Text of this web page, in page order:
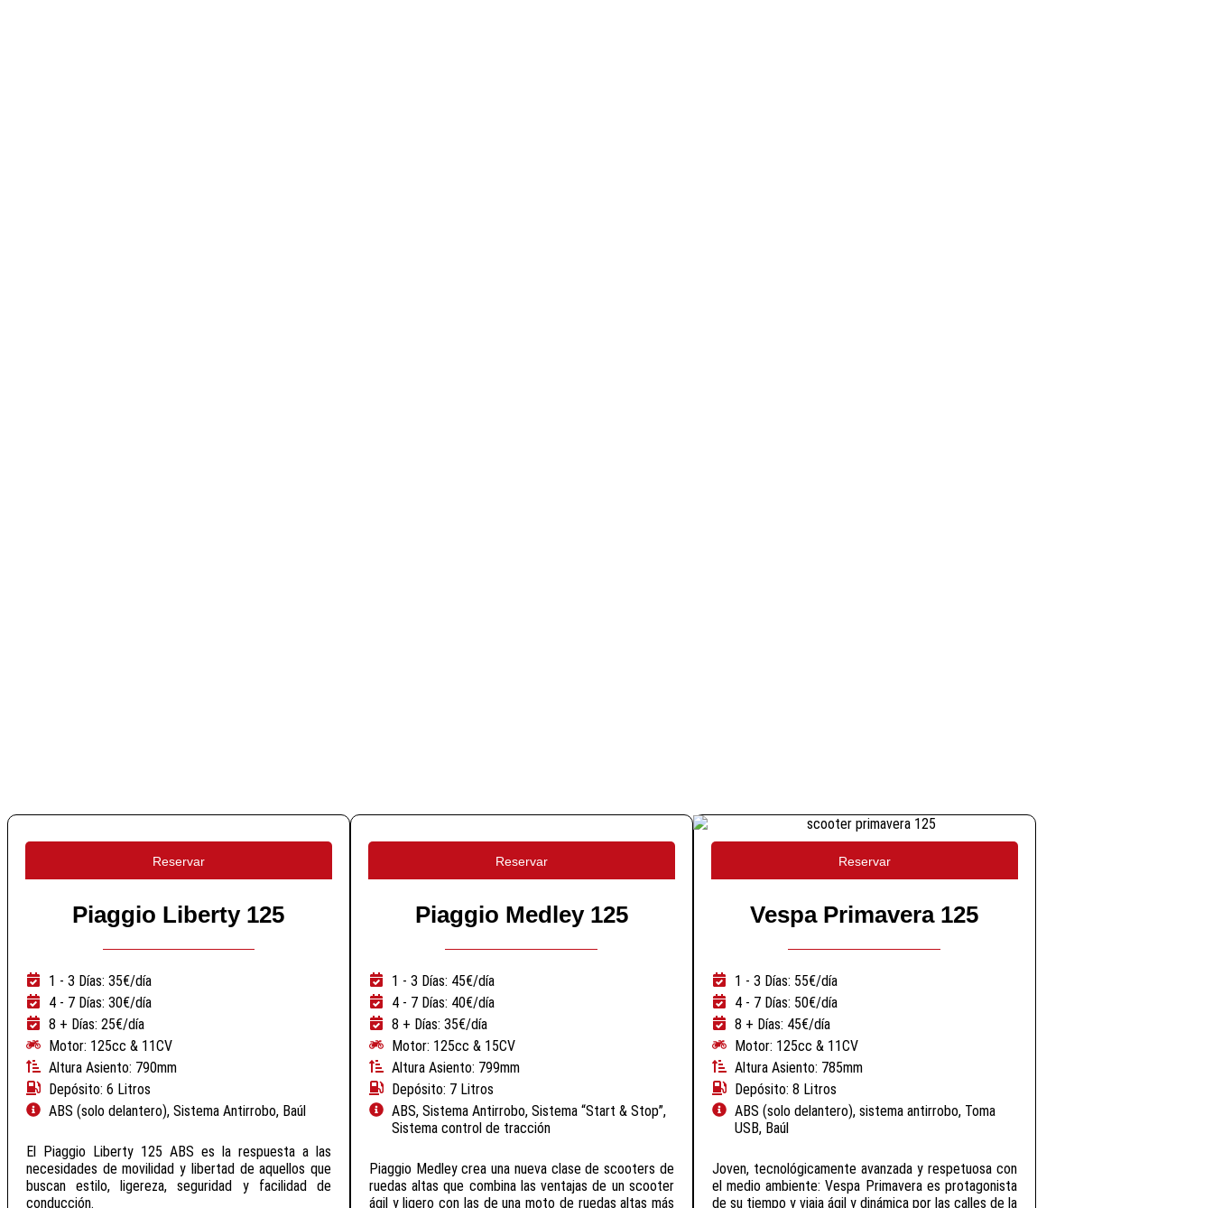
Reservar
Piaggio Liberty 125
1 - 3 Días: 35€/día
4 - 7 Días: 30€/día
8 + Días: 25€/día
Motor: 125cc & 11CV
Altura Asiento: 790mm
Depósito: 6 Litros
ABS (solo delantero), Sistema Antirrobo, Baúl
El Piaggio Liberty 125 ABS es la respuesta a las
necesidades de movilidad y libertad de aquellos que
buscan estilo, ligereza, seguridad y facilidad de
conducción.
Reservar
Piaggio Medley 125
1 - 3 Días: 45€/día
4 - 7 Días: 40€/día
8 + Días: 35€/día
Motor: 125cc & 15CV
Altura Asiento: 799mm
Depósito: 7 Litros
ABS, Sistema Antirrobo, Sistema “Start & Stop”,
Sistema control de tracción
Piaggio Medley crea una nueva clase de scooters de
ruedas altas que combina las ventajas de un scooter
ágil y ligero con las de una moto de ruedas altas más
Reservar
Vespa Primavera 125
1 - 3 Días: 55€/día
4 - 7 Días: 50€/día
8 + Días: 45€/día
Motor: 125cc & 11CV
Altura Asiento: 785mm
Depósito: 8 Litros
ABS (solo delantero), sistema antirrobo, Toma
USB, Baúl
Joven, tecnológicamente avanzada y respetuosa con
el medio ambiente: Vespa Primavera es protagonista
de su tiempo y viaja ágil y dinámica por las calles de la